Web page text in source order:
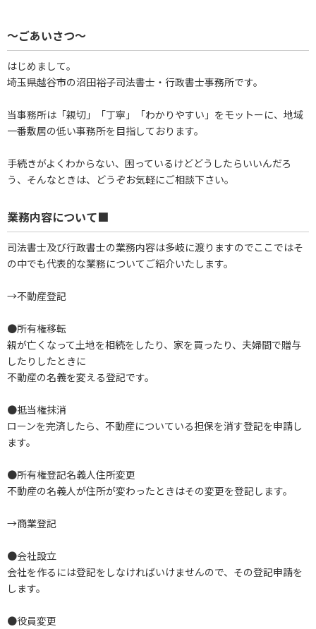
～ごあいさつ～
はじめまして。
埼玉県越谷市の沼田裕子司法書士・行政書士事務所です。
当事務所は「親切」「丁寧」「わかりやすい」をモットーに、地域
一番敷居の低い事務所を目指しております。
手続きがよくわからない、困っているけどどうしたらいいんだろ
う、そんなときは、どうぞお気軽にご相談下さい。
業務内容について■
司法書士及び行政書士の業務内容は多岐に渡りますのでここではそ
の中でも代表的な業務についてご紹介いたします。
→不動産登記
●所有権移転
親が亡くなって土地を相続をしたり、家を買ったり、夫婦間で贈与
したりしたときに
不動産の名義を変える登記です。
●抵当権抹消
ローンを完済したら、不動産についている担保を消す登記を申請し
ます。
●所有権登記名義人住所変更
不動産の名義人が住所が変わったときはその変更を登記します。
→商業登記
●会社設立
会社を作るには登記をしなければいけませんので、その登記申請を
します。
●役員変更